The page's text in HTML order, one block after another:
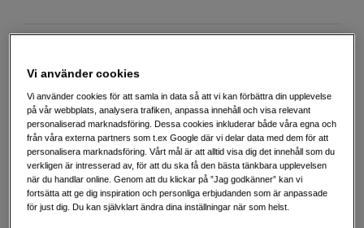
2-pack 10-pack
119 SEK
Vi använder cookies
Vi använder cookies för att samla in data så att vi kan förbättra din upplevelse
på vår webbplats, analysera trafiken, anpassa innehåll och visa relevant
personaliserad marknadsföring. Dessa cookies inkluderar både våra egna och
från våra externa partners som t.ex Google där vi delar data med dem för att
personalisera marknadsföring. Vårt mål är att alltid visa dig det innehåll som du
verkligen är intresserad av, för att du ska få den bästa tänkbara upplevelsen
när du handlar online. Genom att du klickar på ”Jag godkänner” kan vi
fortsätta att ge dig inspiration och personliga erbjudanden som är anpassade
för just dig. Du kan självklart ändra dina inställningar när som helst.